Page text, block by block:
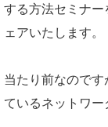
する方法セミナ
ェアいたします。
当たり前なので
ているネットワー